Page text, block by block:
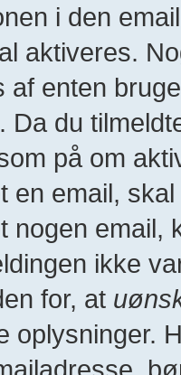
i den
aktiveres.
af enten
Da du
på om
en email,
nogen email,
ikke
for, at
oplysninger.